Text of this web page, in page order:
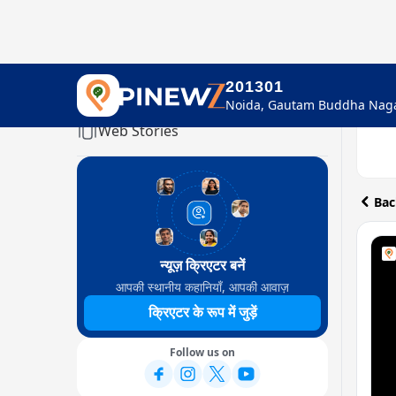
201301
Home
Web Stories
न्यूज़ क्रिएटर बनें
आपकी स्थानीय कहानियाँ, आपकी आवाज़
क्रिएटर के रूप में जुड़ें
Follow us on